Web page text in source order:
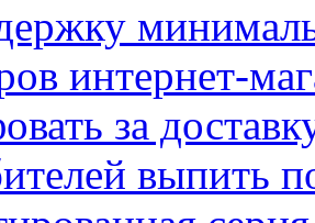
интернет-
за
выпить